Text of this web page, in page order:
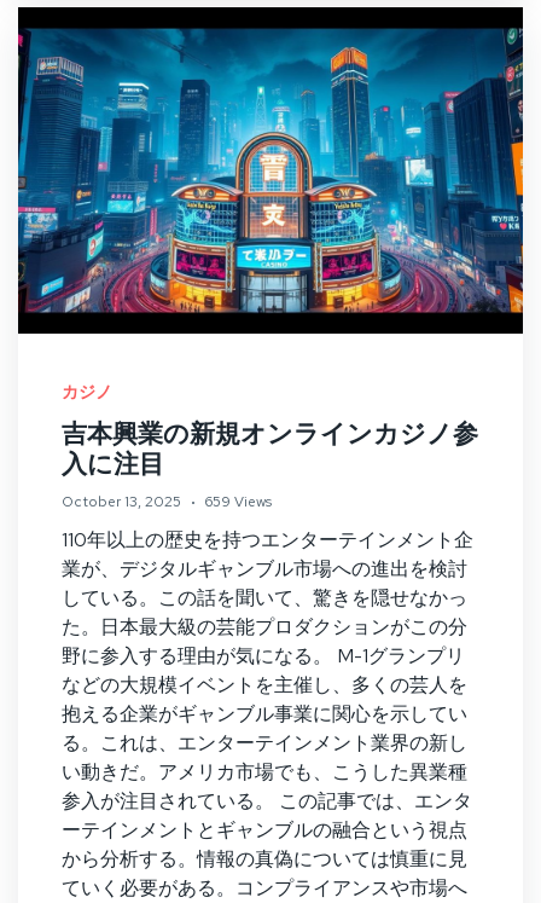
カジノ
吉本興業の新規オンラインカジノ参
入に注目
October 13, 2025 659 Views
110年以上の歴史を持つエンターテインメント企
業が、デジタルギャンブル市場への進出を検討
している。この話を聞いて、驚きを隠せなかっ
た。日本最大級の芸能プロダクションがこの分
野に参入する理由が気になる。 M-1グランプリ
などの大規模イベントを主催し、多くの芸人を
抱える企業がギャンブル事業に関心を示してい
る。これは、エンターテインメント業界の新し
い動きだ。アメリカ市場でも、こうした異業種
参入が注目されている。 この記事では、エンタ
ーテインメントとギャンブルの融合という視点
から分析する。情報の真偽については慎重に見
ていく必要がある。コンプライアンスや市場へ